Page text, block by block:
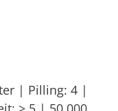
| Pilling: 4 |